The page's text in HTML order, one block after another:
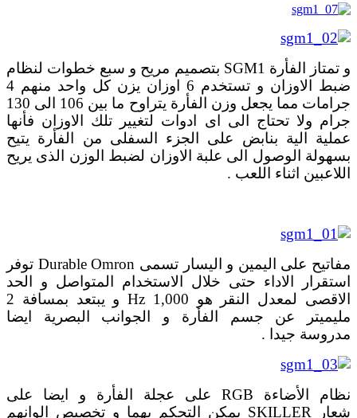
و تمتاز الفأرة SGM1 بتصميم مريح و سبع خطوات لنظام
ضبط الاوزان و تستخدم 6 اوزان يزن كل واحد منهم 4
جرامات مما يجعل وزن الفأرة يتراوح ما بين 106 الى 130
جرام ولا تحتاج الى اى ادوات لتغيير تلك الاوزان فأنها
عملية الية بنابض على الجزء السفلى من الفأرة يتيح
بسهولة الوصول الى علبة الاوزان لضبط الوزن الذى يريح
اللاعبين اثناء اللعب .
مفاتيح على اليمين و اليسار تسمى Durable Omron توفر
استقرار الاداء حتى خلال الاستخدام المتواصل و الحد
الاقصى لمعدل النقر هو 1,000 Hz و يبتعد بمسافة 2
مليميتر عن جسم الفأرة و الجوانب البصرية ايضا
مدروسة جيدا .
نظام الأضاءة RGB على عجلة الفأرة و ايضا على
شعار SKILLER يمكن التحكم بهما و تخصيص الوانهم